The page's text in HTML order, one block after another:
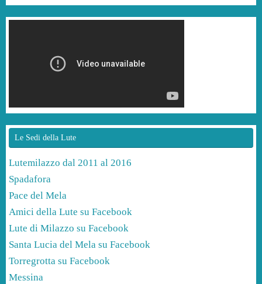
Le Sedi della Lute
Lutemilazzo dal 2011 al 2016
Spadafora
Pace del Mela
Amici della Lute su Facebook
Lute di Milazzo su Facebook
Santa Lucia del Mela su Facebook
Torregrotta su Facebook
Messina